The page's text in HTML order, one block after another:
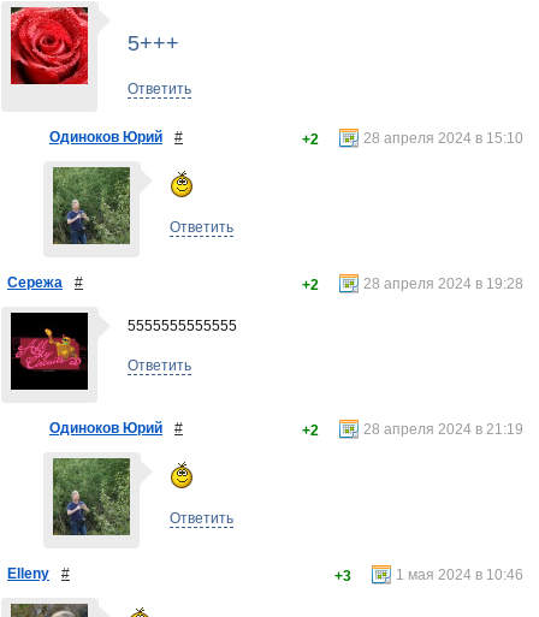
5+++
Ответить
Одиноков Юрий # 28 апреля 2024 в 15:10
+2
Ответить
Сережа # 28 апреля 2024 в 19:28
+2
5555555555555
Ответить
Одиноков Юрий # 28 апреля 2024 в 21:19
+2
Ответить
Elleny # 1 мая 2024 в 10:46
+3